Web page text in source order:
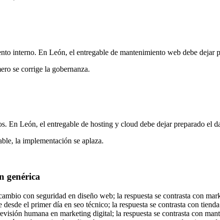
interno. En León, el entregable de mantenimiento web debe dejar
se corrige la gobernanza.
León, el entregable de hosting y cloud debe dejar preparado el
la implementación se aplaza.
genérica
con seguridad en diseño web; la respuesta se contrasta con
el primer día en seo técnico; la respuesta se contrasta con
humana en marketing digital; la respuesta se contrasta con